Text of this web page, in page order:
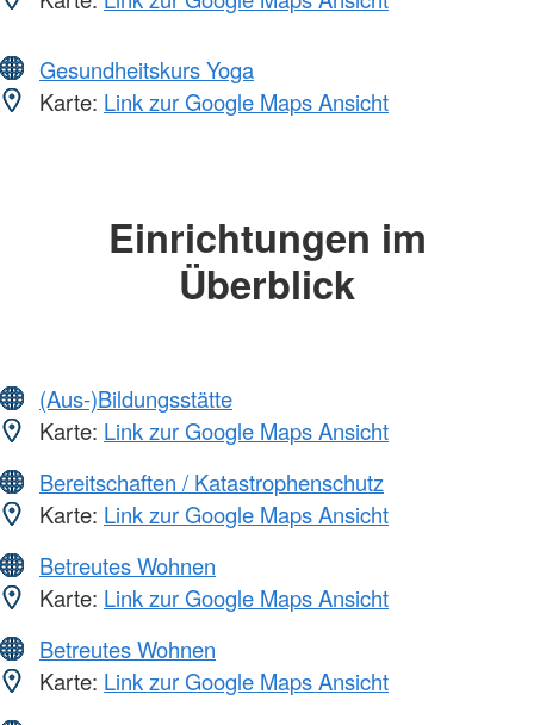
Gesundheitskurs Yoga
Karte: Link zur Google Maps Ansicht
Einrichtungen im
Überblick
(Aus-)Bildungsstätte
Karte: Link zur Google Maps Ansicht
Bereitschaften / Katastrophenschutz
Karte: Link zur Google Maps Ansicht
Betreutes Wohnen
Karte: Link zur Google Maps Ansicht
Betreutes Wohnen
Karte: Link zur Google Maps Ansicht